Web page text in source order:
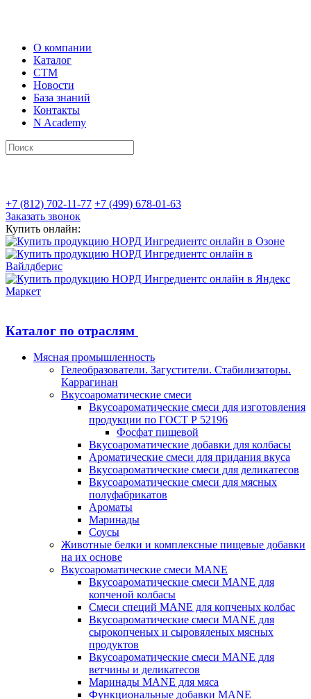
О компании
Каталог
СТМ
Новости
База знаний
Контакты
N Academy
+7 (812) 702-11-77 +7 (499) 678-01-63
Заказать звонок
Купить онлайн:
Каталог по отраслям
Мясная промышленность
Гелеобразователи. Загустители. Стабилизаторы.
Каррагинан
Вкусоароматические смеси
Вкусоароматические смеси для изготовления
продукции по ГОСТ Р 52196
Фосфат пищевой
Вкусоароматические добавки для колбасы
Ароматические смеси для придания вкуса
Вкусоароматические смеси для деликатесов
Вкусоароматические смеси для мясных
полуфабрикатов
Ароматы
Маринады
Соусы
Животные белки и комплексные пищевые добавки
на их основе
Вкусоароматические смеси MANE
Вкусоароматические смеси MANE для
копченой колбасы
Смеси специй MANE для копченых колбас
Вкусоароматические смеси MANE для
сырокопченых и сыровяленых мясных
продуктов
Вкусоароматические смеси MANE для
ветчины и деликатесов
Маринады MANE для мяса
Функциональные добавки MANE